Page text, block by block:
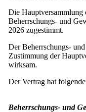
Die
Beherrschungs- und
2026 zugestimmt.
Der Beherrschungs-
Zustimmung der
wirksam.
Der Vertrag hat
Beherrschungs- und